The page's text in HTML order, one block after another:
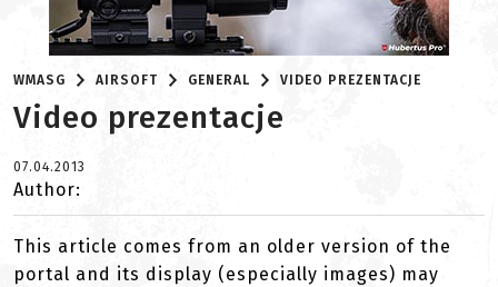
WMASG AIRSOFT GENERAL VIDEO PREZENTACJE
Video prezentacje
07.04.2013
Author:
This article comes from an older version of the
portal and its display (especially images) may